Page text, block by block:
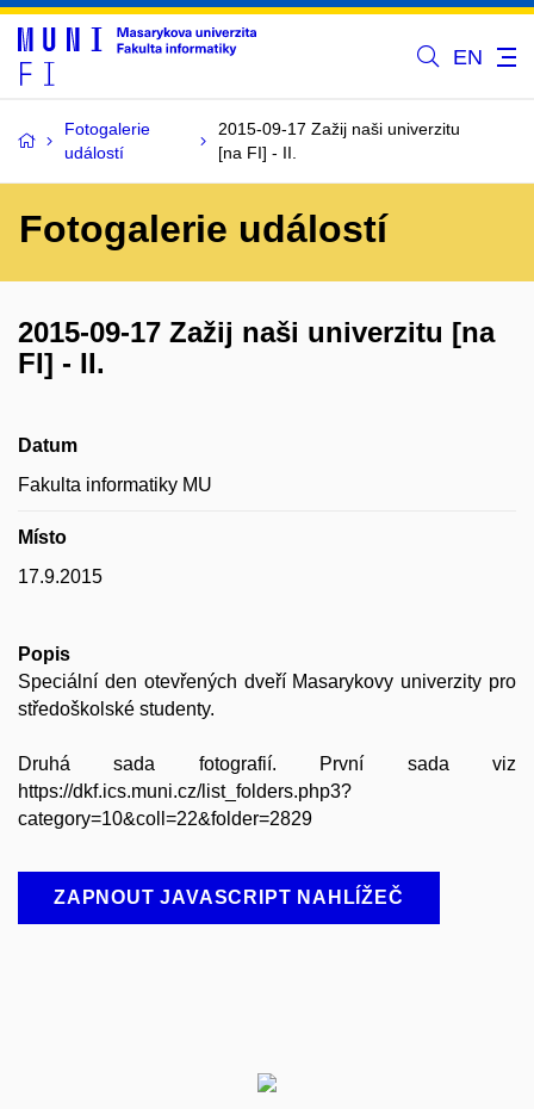
EN
Fotogalerie
událostí
2015-09-17 Zažij naši univerzitu
[na FI] - II.
Fotogalerie událostí
2015-09-17 Zažij naši univerzitu [na
FI] - II.
Datum
Fakulta informatiky MU
Místo
17.9.2015
Popis
Speciální den otevřených dveří Masarykovy univerzity pro
středoškolské studenty.
Druhá sada fotografií. První sada viz
https://dkf.ics.muni.cz/list_folders.php3?
category=10&coll=22&folder=2829
ZAPNOUT JAVASCRIPT NAHLÍŽEČ